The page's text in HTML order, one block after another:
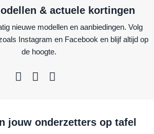
& actuele kortingen
nieuwe modellen en aanbiedingen. Volg
Instagram en Facebook en blijf altijd op
de hoogte.
jouw onderzetters op tafel